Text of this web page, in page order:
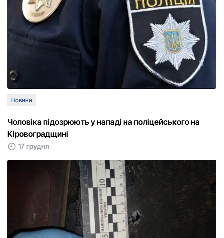
Новини
Чоловіка підозрюють у нападі на поліцейського на
Кіровоградщині
17 грудня